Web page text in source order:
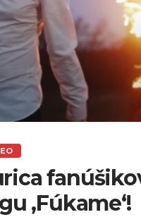
‚Fúkame‘!